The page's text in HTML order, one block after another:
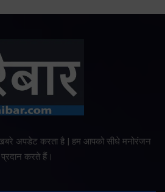
खबरे अपडेट करता है | हम आपको सीधे मनोरंजन
करते हैं।